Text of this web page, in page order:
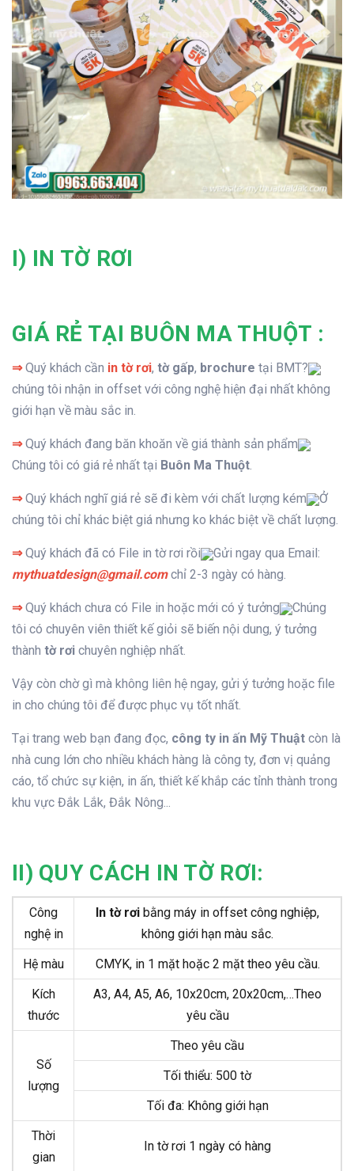
I) IN TỜ RƠI
GIÁ RẺ TẠI BUÔN MA THUỘT :
⇒Quý khách cần in tờ rơi, tờ gấp, brochure tại BMT?
chúng tôi nhận in offset với công nghệ hiện đại nhất không
giới hạn về màu sắc in.
⇒Quý khách đang băn khoăn về giá thành sản phẩm
Chúng tôi có giá rẻ nhất tại Buôn Ma Thuột.
⇒Quý khách nghĩ giá rẻ sẽ đi kèm với chất lượng kém
Ở
chúng tôi chỉ khác biệt giá nhưng ko khác biệt về chất lượng.
⇒Quý khách đã có File in tờ rơi rồi
Gửi ngay qua Email:
mythuatdesign@gmail.comchỉ 2-3 ngày có hàng.
⇒Quý khách chưa có File in hoặc mới có ý tưởng
Chúng
tôi có chuyên viên thiết kế giỏi sẽ biến nội dung, ý tưởng
thành tờ rơi chuyên nghiệp nhất.
Vậy còn chờ gì mà không liên hệ ngay, gửi ý tưởng hoặc file
in cho chúng tôi để được phục vụ tốt nhất.
Tại trang web bạn đang đọc, công ty in ấn Mỹ Thuật còn là
nhà cung lớn cho nhiều khách hàng là công ty, đơn vị quảng
cáo, tổ chức sự kiện, in ấn, thiết kế khắp các tỉnh thành trong
khu vực Đắk Lắk, Đắk Nông...
II) QUY CÁCH IN TỜ RƠI:
Công
nghệ in
In tờ rơi bằng máy in offset công nghiệp,
không giới hạn màu sắc.
Hệ màu
CMYK, in 1 mặt hoặc 2 mặt theo yêu cầu.
Kích
thước
A3, A4, A5, A6, 10x20cm, 20x20cm,…Theo
yêu cầu
Số
lượng
Theo yêu cầu
Tối thiểu: 500 tờ
Tối đa: Không giới hạn
Thời
gian
In tờ rơi 1 ngày có hàng